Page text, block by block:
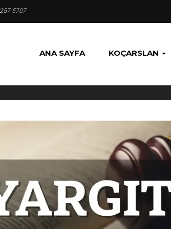
5707
ANA SAYFA KOÇARSLAN